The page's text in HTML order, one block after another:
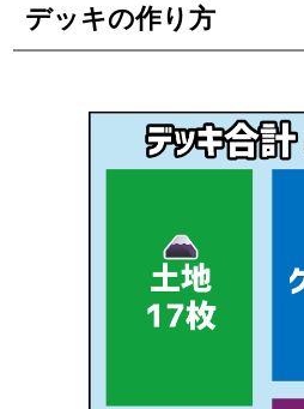
デッキの作り方